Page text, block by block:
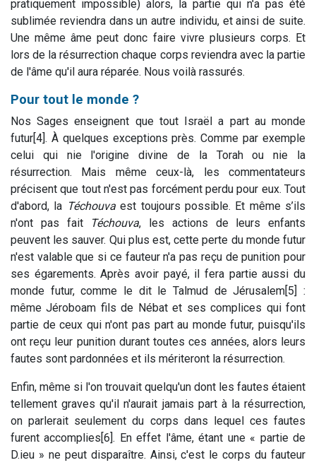
pratiquement impossible) alors, la partie qui n'a pas été
sublimée reviendra dans un autre individu, et ainsi de suite.
Une même âme peut donc faire vivre plusieurs corps. Et
lors de la résurrection chaque corps reviendra avec la partie
de l'âme qu'il aura réparée. Nous voilà rassurés.
Pour tout le monde ?
Nos Sages enseignent que tout Israël a part au monde
futur[4]. À quelques exceptions près. Comme par exemple
celui qui nie l'origine divine de la Torah ou nie la
résurrection. Mais même ceux-là, les commentateurs
précisent que tout n'est pas forcément perdu pour eux. Tout
d'abord, la Téchouvaest toujours possible. Et même s’ils
n'ont pas fait
Téchouva, les actions de leurs enfants
peuvent les sauver. Qui plus est, cette perte du monde futur
n'est valable que si ce fauteur n'a pas reçu de punition pour
ses égarements. Après avoir payé, il fera partie aussi du
monde futur, comme le dit le Talmud de Jérusalem[5] :
même Jéroboam fils de Nébat et ses complices qui font
partie de ceux qui n'ont pas part au monde futur, puisqu'ils
ont reçu leur punition durant toutes ces années, alors leurs
fautes sont pardonnées et ils mériteront la résurrection.
Enfin, même si l'on trouvait quelqu'un dont les fautes étaient
tellement graves qu'il n'aurait jamais part à la résurrection,
on parlerait seulement du corps dans lequel ces fautes
furent accomplies[6]. En effet l'âme, étant une « partie de
D.ieu » ne peut disparaître. Ainsi, c'est le corps du fauteur